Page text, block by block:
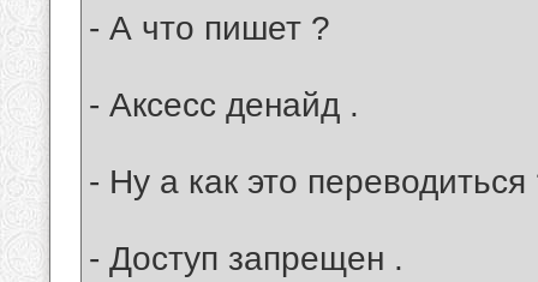
- А что пишет ?
- Аксесс денайд .
- Ну а как это
- Доступ запрещен .